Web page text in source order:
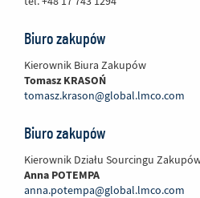
Biuro zakupów
Kierownik Biura Zakupów
Tomasz KRASOŃ
tomasz.krason@global.lmco.com
Biuro zakupów
Kierownik Działu Sourcingu
Anna POTEMPA
anna.potempa@global.lmco.com